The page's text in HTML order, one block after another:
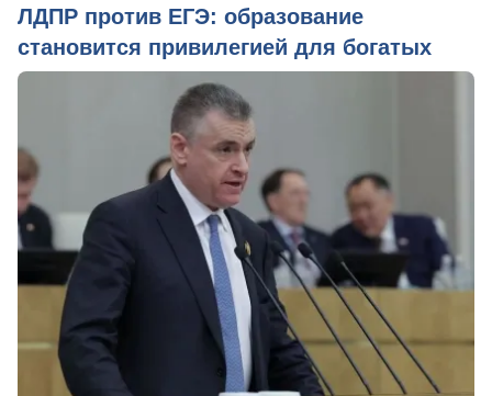
ЛДПР против ЕГЭ: образование
становится привилегией для богатых